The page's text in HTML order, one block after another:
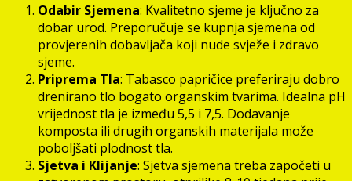
Odabir Sjemena: Kvalitetno sjeme je ključno za
dobar urod. Preporučuje se kupnja sjemena od
provjerenih dobavljača koji nude svježe i zdravo
sjeme.
Priprema Tla: Tabasco papričice preferiraju dobro
drenirano tlo bogato organskim tvarima. Idealna pH
vrijednost tla je između 5,5 i 7,5. Dodavanje
komposta ili drugih organskih materijala može
poboljšati plodnost tla.
Sjetva i Klijanje: Sjetva sjemena treba započeti u